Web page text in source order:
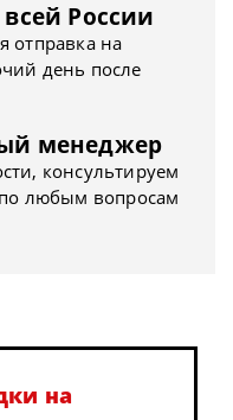
России
отправка на
день после
менеджер
консультируем
любым вопросам
на